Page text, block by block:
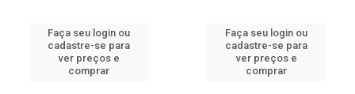
Faça seu login ou
cadastre-se para
ver preços e
comprar
Faça seu login ou
cadastre-se para
ver preços e
comprar